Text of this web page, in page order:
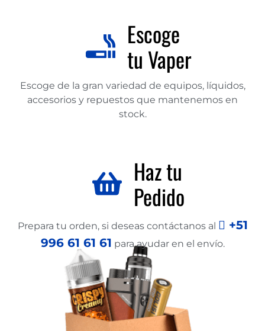
Escoge
tu Vaper
Escoge de la gran variedad de equipos, líquidos,
accesorios y repuestos que mantenemos en
stock.
Haz tu
Pedido
Prepara tu orden, si deseas contáctanos al
+51
996 61 61 61 para ayudar en el envío.